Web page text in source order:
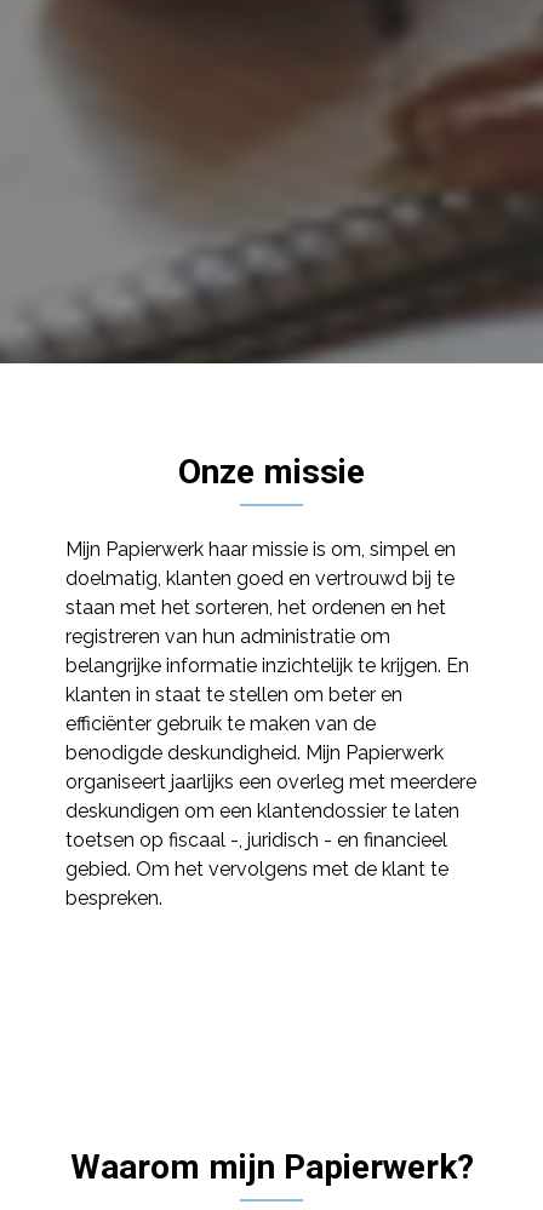
Onze missie
Mijn Papierwerk haar missie is om, simpel en
doelmatig, klanten goed en vertrouwd bij te
staan met het sorteren, het ordenen en het
registreren van hun administratie om
belangrijke informatie inzichtelijk te krijgen. En
klanten in staat te stellen om beter en
efficiënter gebruik te maken van de
benodigde deskundigheid. Mijn Papierwerk
organiseert jaarlijks een overleg met meerdere
deskundigen om een klantendossier te laten
toetsen op fiscaal -, juridisch - en financieel
gebied. Om het vervolgens met de klant te
bespreken.
Waarom mijn Papierwerk?